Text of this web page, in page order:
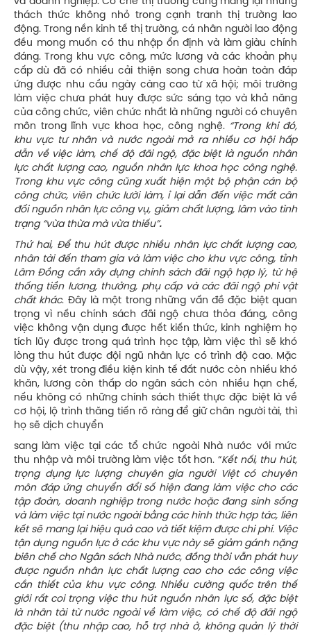
thách thức không nhỏ trong cạnh tranh thị trường lao
động. Trong nền kinh tế thị trường, cá nhân người lao động
đều mong muốn có thu nhập ổn định và làm giàu chính
đáng. Trong khu vực công, mức lương và các khoản phụ
cấp dù đã có nhiều cải thiện song chưa hoàn toàn đáp
ứng được nhu cầu ngày càng cao từ xã hội; môi trường
làm việc chưa phát huy được sức sáng tạo và khả năng
của công chức, viên chức nhất là những người có chuyên
môn trong lĩnh vực khoa học, công nghệ. “Trong khi đó,
khu vực tư nhân và nước ngoài mở ra nhiều cơ hội hấp
dẫn về việc làm, chế độ đãi ngộ, đặc biệt là nguồn nhân
lực chất lượng cao, nguồn nhân lực khoa học công nghệ.
Trong khu vực công cũng xuất hiện một bộ phận cán bộ
công chức, viên chức lười làm, ỉ lại dẫn đến việc mất cân
đối nguồn nhân lực công vụ, giảm chất lượng, lâm vào tình
trạng “vừa thừa mà vừa thiếu”.
Thứ hai, Để thu hút được nhiều nhân lực chất lượng cao,
nhân tài đến tham gia và làm việc cho khu vực công, tỉnh
Lâm Đồng cần xây dựng chính sách đãi ngộ hợp lý, từ hệ
thống tiền lương, thưởng, phụ cấp và các đãi ngộ phi vật
chất khác. Đây là một trong những vấn đề đặc biệt quan
trọng vì nếu chính sách đãi ngộ chưa thỏa đáng, công
việc không vận dụng được hết kiến thức, kinh nghiệm họ
tích lũy được trong quá trình học tập, làm việc thì sẽ khó
lòng thu hút được đội ngũ nhân lực có trình độ cao. Mặc
dù vậy, xét trong điều kiện kinh tế đất nước còn nhiều khó
khăn, lương còn thấp do ngân sách còn nhiều hạn chế,
nếu không có những chính sách thiết thực đặc biệt là về
cơ hội, lộ trình thăng tiến rõ ràng để giữ chân người tài, thì
họ sẽ dịch chuyển
sang làm việc tại các tổ chức ngoài Nhà nước với mức
thu nhập và môi trường làm việc tốt hơn. “Kết nối, thu hút,
trọng dụng lực lượng chuyên gia người Việt có chuyên
môn đáp ứng chuyển đổi số hiện đang làm việc cho các
tập đoàn, doanh nghiệp trong nước hoặc đang sinh sống
và làm việc tại nước ngoài bằng các hình thức hợp tác, liên
kết sẽ mang lại hiệu quả cao và tiết kiệm được chi phí. Việc
tận dụng nguồn lực ở các khu vực này sẽ giảm gánh nặng
biên chế cho Ngân sách Nhà nước, đồng thời vẫn phát huy
được nguồn nhân lực chất lượng cao cho các công việc
cần thiết của khu vực công. Nhiều cường quốc trên thế
giới rất coi trọng việc thu hút nguồn nhân lực số, đặc biệt
là nhân tài từ nước ngoài về làm việc, có chế độ đãi ngộ
đặc biệt (thu nhập cao, hỗ trợ nhà ở, không quản lý thời